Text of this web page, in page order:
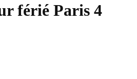
férié Paris 4